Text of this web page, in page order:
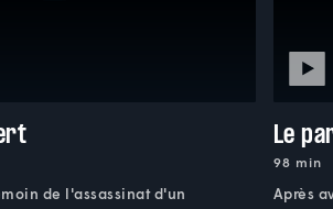
de l'assassinat d'un
Le
98 min
Après